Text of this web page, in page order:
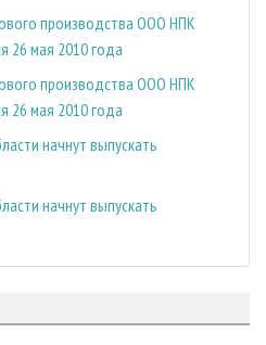
производства ООО НПК
26 мая 2010 года
производства ООО НПК
26 мая 2010 года
начнут выпускать
начнут выпускать